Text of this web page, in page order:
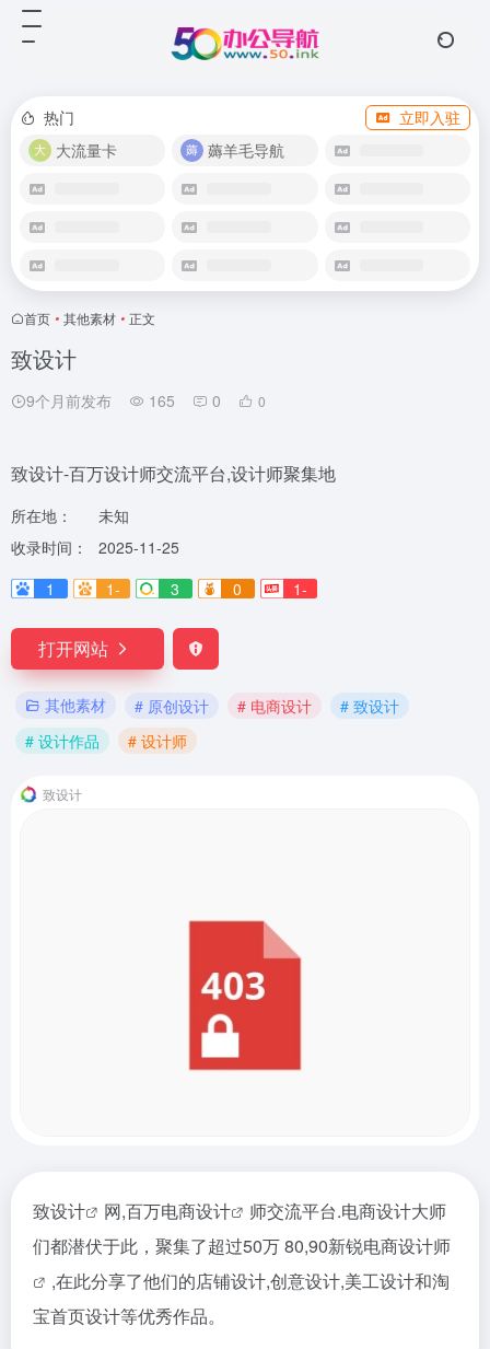
热门
立即入驻
大流量卡
薅羊毛导航
首页 • 其他素材 • 正文
致设计
9个月前发布 165 0 0
致设计-百万设计师交流平台,设计师聚集地
所在地：
未知
收录时间：
2025-11-25
1
1- 3 0 1-
打开网站
其他素材 # 原创设计 # 电商设计
# 致设计
# 设计作品
# 设计师
致设计
致设计 网,百万电商设计
师交流平台.电商设计大师
们都潜伏于此，聚集了超过50万 80,90新锐电商设计师
,在此分享了他们的店铺设计,创意设计,美工设计和淘
宝首页设计等优秀作品。